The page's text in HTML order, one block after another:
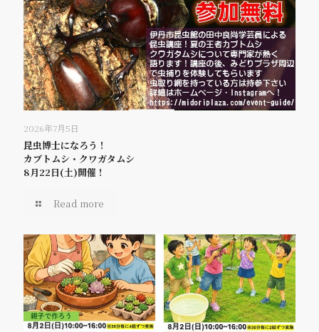
2026年7月5日
昆虫博士になろう！
カブトムシ・クワガタムシ
8月22日(土)開催！
Read more